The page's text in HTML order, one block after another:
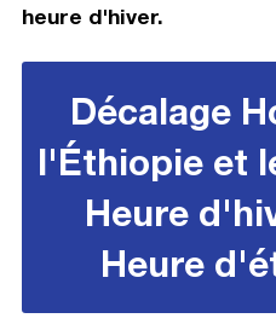
heure d'hiver.
Décalage
l'Éthiopie et
Heure
Heure